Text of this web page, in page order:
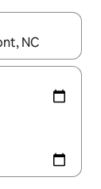
je een keuze